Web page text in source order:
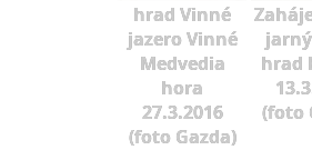
hrad Vinné
jazero Vinné
Medvedia
hora
27.3.2016
(foto Gazda)
hrad
(foto